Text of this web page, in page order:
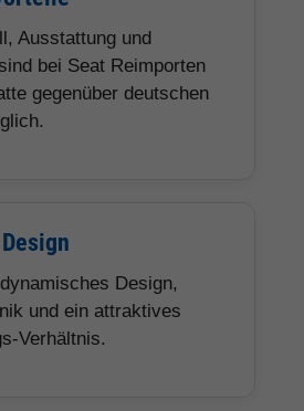
Ausstattung und
bei Seat Reimporten
gegenüber deutschen
Design,
und ein attraktives
Verhältnis.